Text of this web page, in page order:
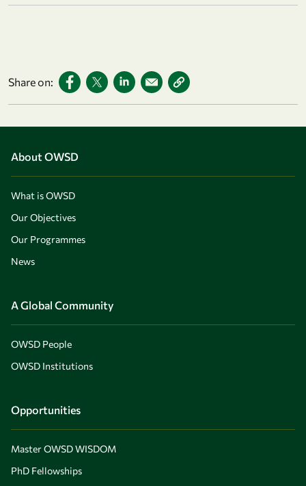
Share on:
About OWSD
What is OWSD
Our Objectives
Our Programmes
News
A Global Community
OWSD People
OWSD Institutions
Opportunities
Master OWSD WISDOM
PhD Fellowships